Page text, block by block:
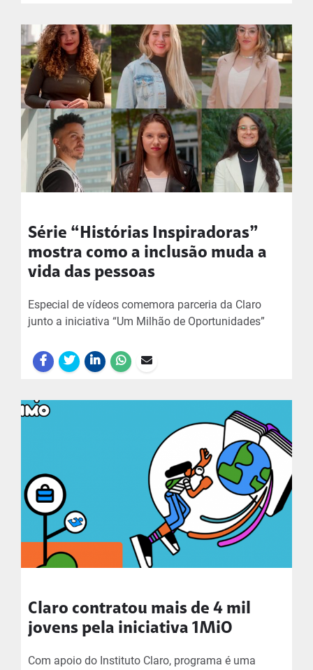
Série “Histórias Inspiradoras”
mostra como a inclusão muda a
vida das pessoas
Especial de vídeos comemora parceria da Claro
junto a iniciativa “Um Milhão de Oportunidades”
Claro contratou mais de 4 mil
jovens pela iniciativa 1MiO
Com apoio do Instituto Claro, programa é uma